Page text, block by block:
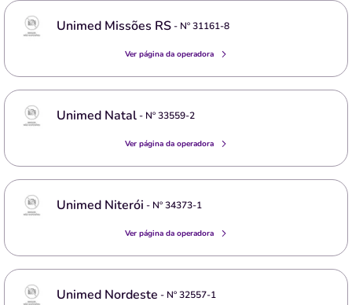
Unimed Missões RS- Nº31161-8
Ver página da operadora
Unimed Natal- Nº33559-2
Ver página da operadora
Unimed Niterói - Nº34373-1
Ver página da operadora
Unimed Nordeste - Nº32557-1